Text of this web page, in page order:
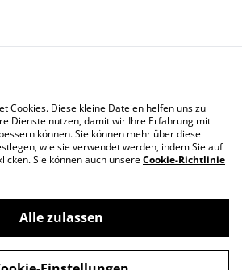
Us
Legal Terms
Cookie Policy
Cookies. Diese kleine Dateien helfen uns zu
Dienste nutzen, damit wir Ihre Erfahrung mit
können. Sie können mehr über diese
wie sie verwendet werden, indem Sie auf
Sie können auch unsereCookie-Richtlinie
Alle zulassen